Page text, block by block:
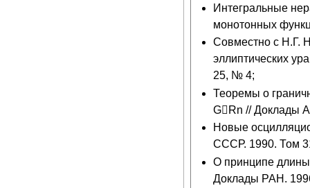
Интегральные
монотонных
Совместно с Н.Г.
эллиптических
25, № 4;
Теоремы о
GRn // Доклады
Новые
СССР. 1990. Том
О принципе
Доклады РАН.